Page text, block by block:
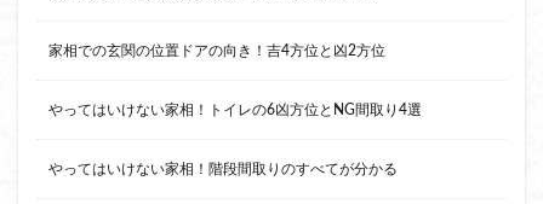
家相での玄関の位置ドアの向き！吉4方位と凶2方位
やってはいけない家相！トイレの6凶方位とNG間取り4選
やってはいけない家相！階段間取りのすべてが分かる